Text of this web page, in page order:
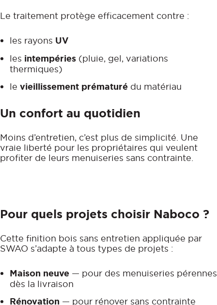
Le traitement protège efficacement contre :
les rayons UV
les intempéries(pluie, gel, variations
thermiques)
le vieillissement prématurédu matériau
Un confort au quotidien
Moins d’entretien, c’est plus de simplicité. Une
vraie liberté pour les propriétaires qui veulent
profiter de leurs menuiseries sans contrainte.
Pour quels projets choisir Naboco ?
Cette finition bois sans entretien appliquée par
SWAO s’adapte à tous types de projets :
Maison neuve— pour des menuiseries pérennes
dès la livraison
Rénovation — pour rénover sans contrainte